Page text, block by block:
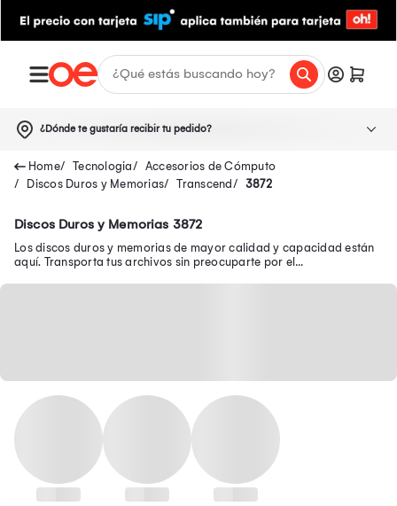
¿Dónde te gustaría recibir tu pedido?
Tecnologia
Accesorios de Cómputo
Discos Duros y Memorias
Transcend 3872
Discos Duros y Memorias 3872
Los discos duros y memorias de mayor calidad y capacidad están
aquí. Transporta tus archivos sin preocuparte por el